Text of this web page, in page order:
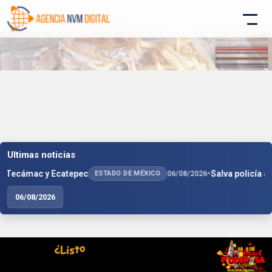
Ultimas noticias
ESTADO DE MÉXICO 06/08/2026•Salva policía a niño de
06/08/2026